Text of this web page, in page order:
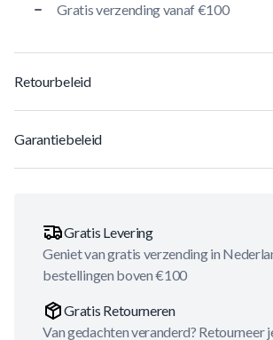
Gratis verzending vanaf €100
Retourbeleid
Garantiebeleid
Gratis Levering
Geniet van gratis verzending in
bestellingen boven €100
Gratis Retourneren
Van gedachten veranderd? Retourneer